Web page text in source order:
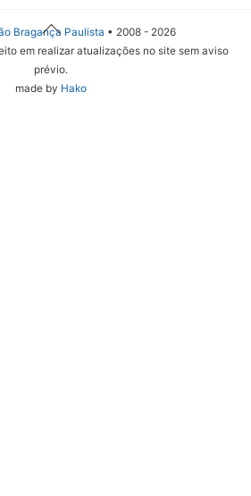
Back
To
Bragança Paulista • 2008 - 2026
em realizar atualizações no site sem aviso
prévio.
made by Hako